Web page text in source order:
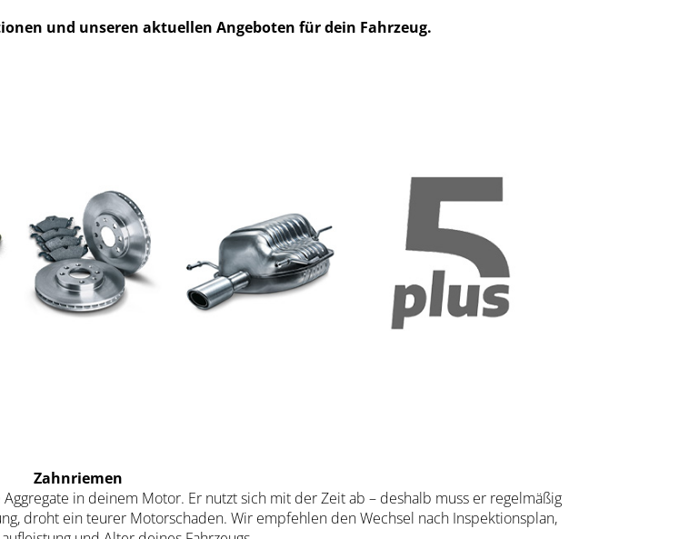
und unseren aktuellen Angeboten für dein Fahrzeug.
Zahnriemen
in deinem Motor. Er nutzt sich mit der Zeit ab – deshalb muss er regelmäßig
droht ein teurer Motorschaden. Wir empfehlen den Wechsel nach Inspektionsplan,